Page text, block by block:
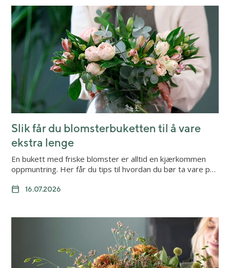
Slik får du blomsterbuketten til å vare
ekstra lenge
En bukett med friske blomster er alltid en kjærkommen
oppmuntring. Her får du tips til hvordan du bør ta vare p…
16.07.2026